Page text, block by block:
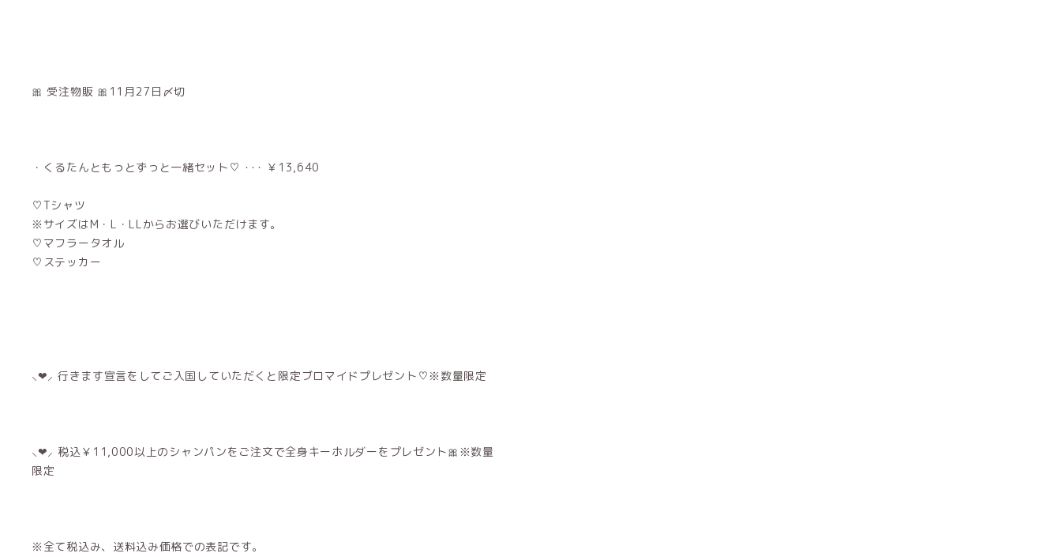
🎀 受注物販 🎀11月27日〆切
・くるたんともっとずっと一緒セット♡ ･･･ ￥13,640
♡Tシャツ
※サイズはM・L・LLからお選びいただけます。
♡マフラータオル
♡ステッカー
⸜❤︎⸝‍ 行きます宣言をしてご入国していただくと限定ブロマイドプレゼント♡※数量限定
⸜❤︎⸝‍ 税込￥11,000以上のシャンパンをご注文で全身キーホルダーをプレゼント🎀※数量
限定
※全て税込み、送料込み価格での表記です。